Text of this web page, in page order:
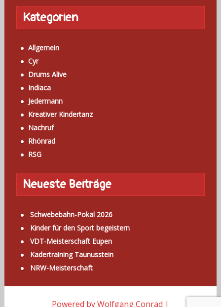
Kategorien
Allgemein
Cyr
Drums Alive
Indiaca
Jedermann
Kreativer Kindertanz
Nachruf
Rhönrad
RSG
Neueste Beiträge
Schwebebahn-Pokal 2026
Kinder für den Sport begeistern
VDT-Meisterschaft Eupen
Kadertraining Taunusstein
NRW-Meisterschaft
Powered by Wolfgang Conrad |